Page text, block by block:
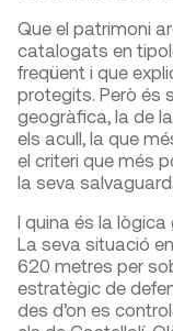
Que el patrimoni
catalogats en
freqüent i que
protegits. Però és
geogràfica, la de
els acull, la que
el criteri que més
la seva
I quina és la
La seva situació
620 metres per
estratègic de
des d’on es